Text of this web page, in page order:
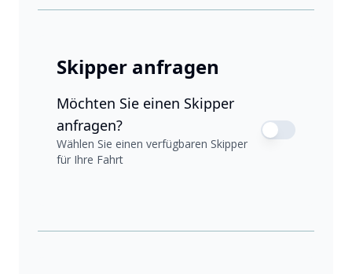
Skipper anfragen
Möchten Sie einen Skipper
anfragen?
Wählen Sie einen verfügbaren Skipper
für Ihre Fahrt